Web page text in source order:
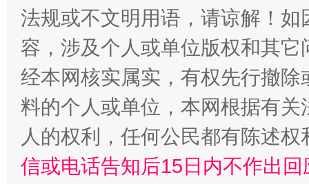
“蜀中异人”王建安的艺术幻境
法规或不文明用语，请谅解！
容，涉及个人或单位版权和其它
经本网核实属实，有权先行撤
料的个人或单位，本网根据有
人的权利，任何公民都有陈述
信或电话告知后15日内不作出